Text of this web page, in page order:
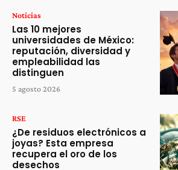
Noticias
Las 10 mejores
universidades de México:
reputación, diversidad y
empleabilidad las
distinguen
5 agosto 2026
RSE
¿De residuos electrónicos a
joyas? Esta empresa
recupera el oro de los
desechos